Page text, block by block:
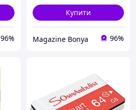
96%
Купити
Magazine Bonya 96%